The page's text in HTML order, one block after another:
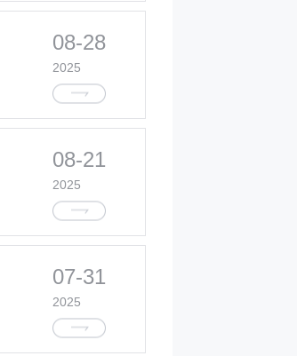
08-28
2025
08-21
2025
07-31
2025